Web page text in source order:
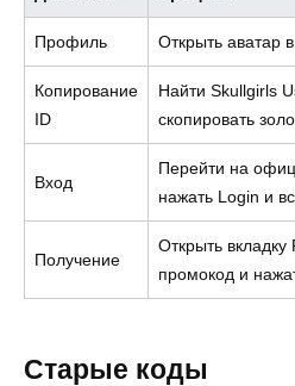
Профиль Открыть аватар
Копирование
ID
Найти Skullgirls
скопировать
Вход
Перейти на
нажать Login и
Получение
Открыть вкладку
промокод и
Старые коды